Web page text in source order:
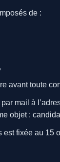
de :
avant toute
mail à
objet :
fixée au 15